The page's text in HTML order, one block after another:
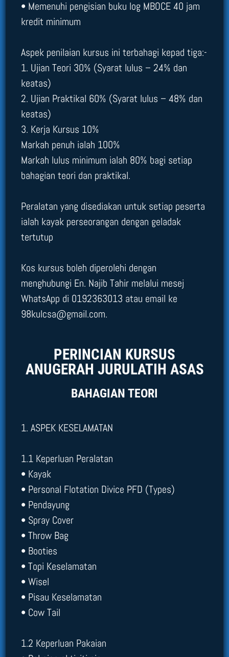
• Memenuhi pengisian buku log MBOCE 40 jam
kredit minimum
Aspek penilaian kursus ini terbahagi kepad tiga:-
1. Ujian Teori 30% (Syarat lulus – 24% dan
keatas)
2. Ujian Praktikal 60% (Syarat lulus – 48% dan
keatas)
3. Kerja Kursus 10%
Markah penuh ialah 100%
Markah lulus minimum ialah 80% bagi setiap
bahagian teori dan praktikal.
Peralatan yang disediakan untuk setiap peserta
ialah kayak perseorangan dengan geladak
tertutup
Kos kursus boleh diperolehi dengan
menghubungi En. Najib Tahir melalui mesej
WhatsApp di 0192363013 atau email ke
98kulcsa@gmail.com.
PERINCIAN KURSUS
ANUGERAH JURULATIH ASAS
BAHAGIAN TEORI
1. ASPEK KESELAMATAN
1.1 Keperluan Peralatan
• Kayak
• Personal Flotation Divice PFD (Types)
• Pendayung
• Spray Cover
• Throw Bag
• Booties
• Topi Keselamatan
• Wisel
• Pisau Keselamatan
• Cow Tail
1.2 Keperluan Pakaian